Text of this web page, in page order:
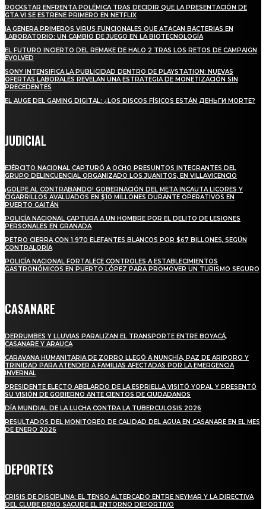
ROCKSTAR ENFRENTA POLÉMICA TRAS DECIDIR QUE LA PRESENTACIÓN DE
GTA VI SE ESTRENE PRIMERO EN NETFLIX
IA GENERA PRIMEROS VIRUS FUNCIONALES QUE ATACAN BACTERIAS EN
LABORATORIO: UN CAMBIO DE JUEGO EN LA BIOTECNOLOGÍA
EL FUTURO INCIERTO DEL REMAKE DE HALO 2 TRAS LOS RETOS DE CAMPAIGN
EVOLVED
SONY INTENSIFICA LA PUBLICIDAD DENTRO DE PLAYSTATION: NUEVAS
OFERTAS LABORALES REVELAN UNA ESTRATEGIA DE MONETIZACIÓN SIN
PRECEDENTES
EL AUGE DEL GAMING DIGITAL: ¿LOS DISCOS FÍSICOS ESTÁN ДЕНЬГИ MORTE?
JUDICIAL
EJÉRCITO NACIONAL CAPTURÓ A OCHO PRESUNTOS INTEGRANTES DEL
GRUPO DELINCUENCIAL ORGANIZADO LOS JUANITOS, EN VILLAVICENCIO
¡GOLPE AL CONTRABANDO! GOBERNACIÓN DEL META INCAUTA LICORES Y
CIGARRILLOS AVALUADOS EN $10 MILLONES DURANTE OPERATIVOS EN
PUERTO GAITÁN
POLICÍA NACIONAL CAPTURA A UN HOMBRE POR EL DELITO DE LESIONES
PERSONALES EN GRANADA
PETRO CIERRA CON 1.970 ELEFANTES BLANCOS POR $67 BILLONES, SEGÚN
CONTRALORÍA
POLICÍA NACIONAL FORTALECE CONTROLES A ESTABLECIMIENTOS
GASTRONÓMICOS EN PUERTO LÓPEZ PARA PROMOVER UN TURISMO SEGURO
CASANARE
DERRUMBES Y LLUVIAS PARALIZAN EL TRANSPORTE ENTRE BOYACÁ,
CASANARE Y ARAUCA
CARAVANA HUMANITARIA DE ZORRO LLEGÓ A NUNCHÍA, PAZ DE ARIPORO Y
TRINIDAD PARA ATENDER A FAMILIAS AFECTADAS POR LA EMERGENCIA
INVERNAL
PRESIDENTE ELECTO ABELARDO DE LA ESPRIELLA VISITÓ YOPAL Y PRESENTÓ
SU VISIÓN DE GOBIERNO ANTE CIENTOS DE CIUDADANOS
DÍA MUNDIAL DE LA LUCHA CONTRA LA TUBERCULOSIS 2026
RESULTADOS DEL MONITOREO DE CALIDAD DEL AGUA EN CASANARE EN EL MES
DE ENERO 2026
DEPORTES
CRISIS DE DISCIPLINA: EL TENSO ALTERCADO ENTRE NEYMAR Y LA DIRECTIVA
DEL CLUBE REMO SACUDE EL ENTORNO DEPORTIVO